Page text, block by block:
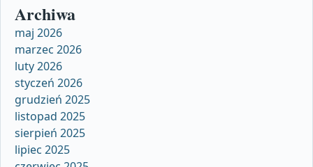
Archiwa
maj 2026
marzec 2026
luty 2026
styczeń 2026
grudzień 2025
listopad 2025
sierpień 2025
lipiec 2025